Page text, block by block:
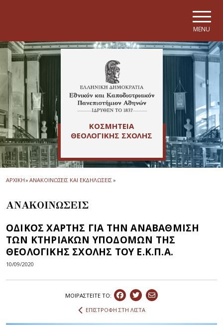
MENU
ΚΟΣΜΗΤΕΙΑ
ΘΕΟΛΟΓΙΚΗΣ ΣΧΟΛΗΣ
ΑΡΧΙΚΗ» ΑΝΑΚΟΙΝΩΣΕΙΣ ΚΑΙ ΕΚΔΗΛΩΣΕΙΣ»
ΑΝΑΚΟΙΝΩΣΕΙΣ
ΟΔΙΚΟΣ ΧΑΡΤΗΣ ΓΙΑ ΤΗΝ ΑΝΑΒΑΘΜΙΣΗ
ΤΩΝ ΚΤΗΡΙΑΚΩΝ ΥΠΟΔΟΜΩΝ ΤΗΣ
ΘΕΟΛΟΓΙΚΗΣ ΣΧΟΛΗΣ ΤΟΥ Ε.Κ.Π.Α.
10/09/2020
ΜΟΙΡΑΣΤEIΤΕ ΤΟ:
ΕΠΙΣΤΡΟΦΗ ΣΤΗ ΛΙΣΤΑ